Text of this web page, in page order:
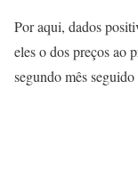
Por aqui, dados
eles o dos preços ao
segundo mês